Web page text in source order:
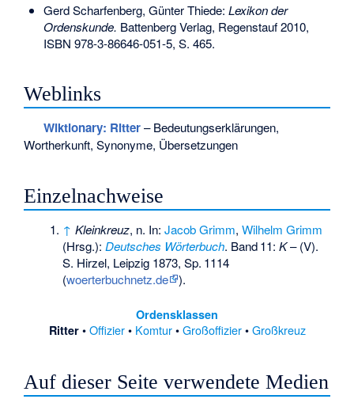
Gerd Scharfenberg, Günter Thiede: Lexikon der
Ordenskunde. Battenberg Verlag, Regenstauf 2010,
ISBN 978-3-86646-051-5, S. 465.
Weblinks
Wiktionary: Ritter– Bedeutungserklärungen,
Wortherkunft, Synonyme, Übersetzungen
Einzelnachweise
↑ Kleinkreuz, n. In:Jacob Grimm,Wilhelm Grimm
(Hrsg.):Deutsches Wörterbuch. Band11:K– (V).
S. Hirzel, Leipzig 1873,Sp. 1114
(woerterbuchnetz.de ).
Ordensklassen
Ritter•Offizier• Komtur•Großoffizier•Großkreuz
Auf dieser Seite verwendete Medien